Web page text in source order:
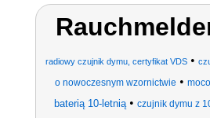
radiowy czujnik dymu, certyfikat VDS•
o nowoczesnym wzornictwie •
baterią 10-letnią • czujnik dymu z